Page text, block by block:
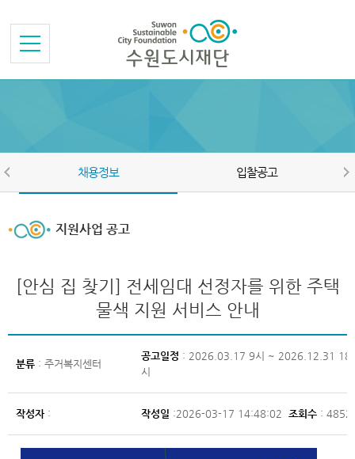
채용정보 입찰공고
지원사업 공고
[안심 집 찾기] 전세임대 선정자를 위한 주택
물색 지원 서비스 안내
분류 : 주거복지센터
공고일정 : 2026.03.17 9시 ~ 2026.12.31 18
시
작성자: 작성일 :2026-03-17 14:48:02 조회수 : 4852